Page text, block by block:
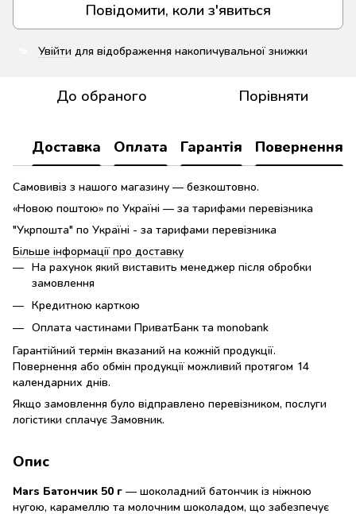
Повідомити, коли з'явиться
Увійти для відображення накопичувальної знижки
До обраного Порівняти
Доставка Оплата Гарантія Повернення
Самовивіз з нашого магазину — безкоштовно.
«Новою поштою» по Україні — за тарифами перевізника
"Укрпошта" по Україні - за тарифами перевізника
Більше інформації про доставку
На рахунок який виставить менеджер після обробки
замовлення
Кредитною карткою
Оплата частинами ПриватБанк та monobank
Гарантійний термін вказаний на кожній продукції.
Повернення або обмін продукції можливий протягом 14
календарних днів.
Якщо замовлення було відправлено перевізником, послуги
логістики сплачує Замовник.
Опис
Mars Батончик 50 г — шоколадний батончик із ніжною
нугою, карамеллю та молочним шоколадом, що забезпечує